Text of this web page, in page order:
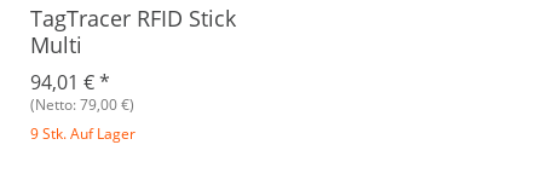
TagTracer RFID Stick
Multi
94,01 €*
(Netto: 79,00 €)
9 Stk. Auf Lager